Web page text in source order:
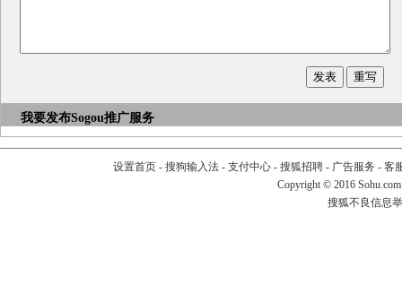
我要发布Sogou推广服务
设置首页- 搜狗输入法- 支付中心- 搜狐招聘- 广告服务 - 客
Copyright © 2016
搜狐不良信息